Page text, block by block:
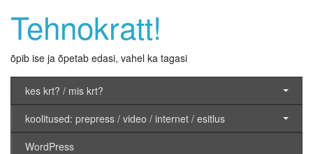
Tehnokratt!
õpib ise ja õpetab edasi, vahel ka tagasi
kes krt? / mis krt?
koolitused: prepress / video / internet / esitlus
WordPress